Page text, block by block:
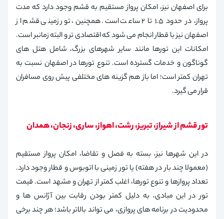
برای اصفهان نیز، امکان پرواز مستقیم به قشم وجود دارد که مدت
پرواز، در حدود ۱.۵ تا ۲ ساعت است. همچنین، تور زمینی قشم از
اصفهان نیز با قطار انجام می شود که اقتصادی تر و البته زمانبر است.
امکانات این تورها مانند سایر شهرهای بزرگ، شامل هتل های
گوناگون و خدمات گسترده است. تنوع تورها در اصفهان نسبت به
تهران کمتر است؛ اما باز هم گزینه های مختلفی پیش روی مسافران
قرار می گیرد.
تور قشم از شیراز، تبریز، رشت، اهواز، ساری، زنجان، همدان
در این شهرها نیز، بسته به فصل و تقاضا، امکان پرواز مستقیم
(معمولا چند بار در هفته) یا تور زمینی با اتوبوس و قطار وجود دارد.
تعداد پروازها و تنوع تورها، اغلب کمتر از تهران و مشهد است. قیمت
تور در این مبادی، به دلیل کمتر بودن رقابت بین آژانس ها و
محدودیت در برنامه های پروازی، می تواند بالاتر باشد؛ هر چند برخی